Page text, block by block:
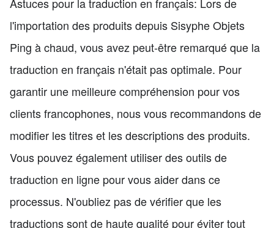
Astuces pour la traduction en français: Lors de
l'importation des produits depuis Sisyphe Objets
Ping à chaud, vous avez peut-être remarqué que la
traduction en français n'était pas optimale. Pour
garantir une meilleure compréhension pour vos
clients francophones, nous vous recommandons de
modifier les titres et les descriptions des produits.
Vous pouvez également utiliser des outils de
traduction en ligne pour vous aider dans ce
processus. N'oubliez pas de vérifier que les
traductions sont de haute qualité pour éviter tout